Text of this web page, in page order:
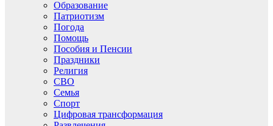
Образование
Патриотизм
Погода
Помощь
Пособия и Пенсии
Праздники
Религия
СВО
Семья
Спорт
Цифровая трансформация